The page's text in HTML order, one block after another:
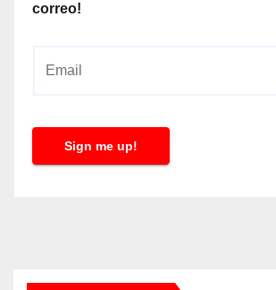
correo!
l
Sign me up!